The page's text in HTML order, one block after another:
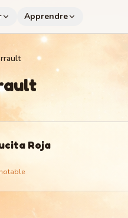
Apprendre
Roja